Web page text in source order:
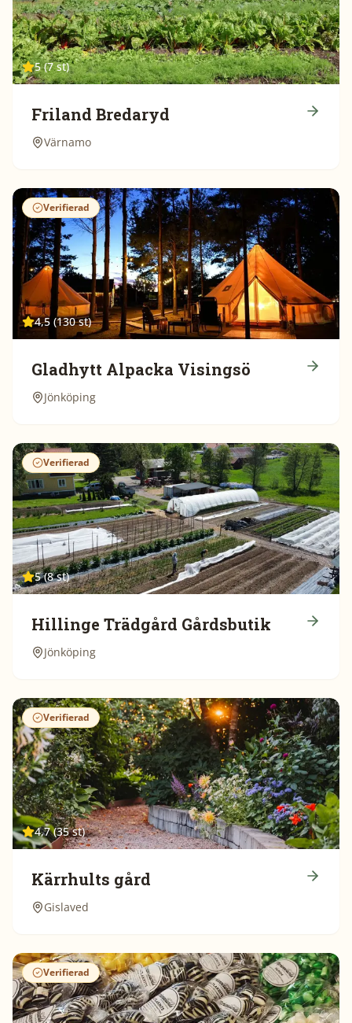
5 (7 st)
Friland Bredaryd
Värnamo
Verifierad
4,5 (130 st)
Gladhytt Alpacka Visingsö
Jönköping
Verifierad
5 (8 st)
Hillinge Trädgård Gårdsbutik
Jönköping
Verifierad
4,7 (35 st)
Kärrhults gård
Gislaved
Verifierad